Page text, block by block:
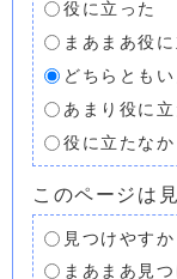
役に立った
まあまあ役
どちらとも
あまり役に
役に立たなか
このページは
見つけやすか
まあまあ見